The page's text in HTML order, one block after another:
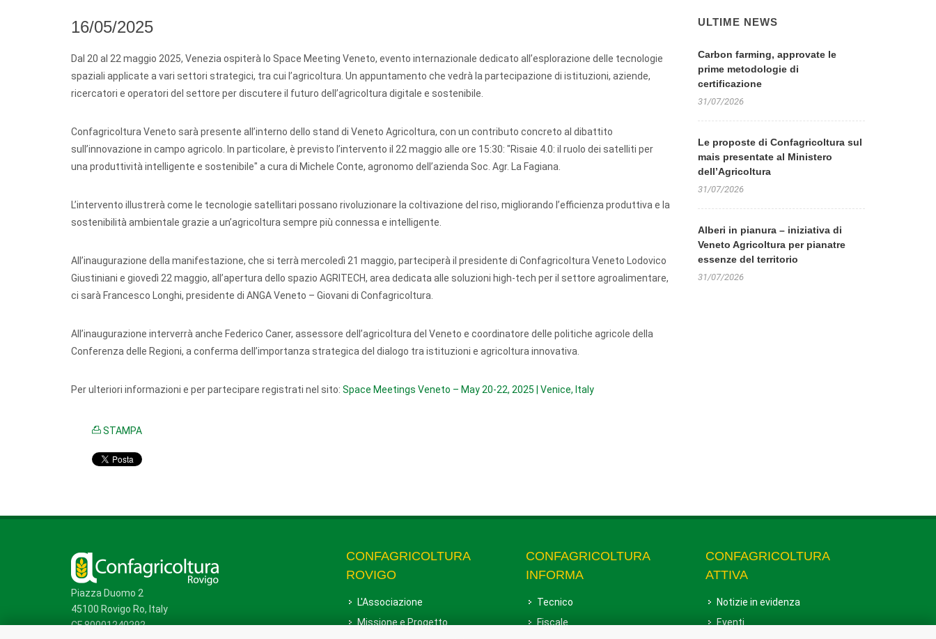
16/05/2025
Dal 20 al 22 maggio 2025, Venezia ospiterà lo Space Meeting Veneto, evento internazionale dedicato all’esplorazione delle tecnologie
spaziali applicate a vari settori strategici, tra cui l’agricoltura. Un appuntamento che vedrà la partecipazione di istituzioni, aziende,
ricercatori e operatori del settore per discutere il futuro dell’agricoltura digitale e sostenibile.
Confagricoltura Veneto sarà presente all’interno dello stand di Veneto Agricoltura, con un contributo concreto al dibattito
sull’innovazione in campo agricolo. In particolare, è previsto l’intervento il 22 maggio alle ore 15:30: "Risaie 4.0: il ruolo dei satelliti per
una produttività intelligente e sostenibile" a cura di Michele Conte, agronomo dell’azienda Soc. Agr. La Fagiana.
L’intervento illustrerà come le tecnologie satellitari possano rivoluzionare la coltivazione del riso, migliorando l’efficienza produttiva e la
sostenibilità ambientale grazie a un’agricoltura sempre più connessa e intelligente.
All’inaugurazione della manifestazione, che si terrà mercoledì 21 maggio, parteciperà il presidente di Confagricoltura Veneto Lodovico
Giustiniani e giovedì 22 maggio, all’apertura dello spazio AGRITECH, area dedicata alle soluzioni high-tech per il settore agroalimentare,
ci sarà Francesco Longhi, presidente di ANGA Veneto – Giovani di Confagricoltura.
All’inaugurazione interverrà anche Federico Caner, assessore dell’agricoltura del Veneto e coordinatore delle politiche agricole della
Conferenza delle Regioni, a conferma dell’importanza strategica del dialogo tra istituzioni e agricoltura innovativa.
Per ulteriori informazioni e per partecipare registrati nel sito: Space Meetings Veneto – May 20-22, 2025 | Venice, Italy
STAMPA
ULTIME NEWS
Carbon farming, approvate le
prime metodologie di
certificazione
31/07/2026
Le proposte di Confagricoltura sul
mais presentate al Ministero
dell’Agricoltura
31/07/2026
Alberi in pianura – iniziativa di
Veneto Agricoltura per pianatre
essenze del territorio
31/07/2026
Piazza Duomo 2
45100 Rovigo Ro, Italy
CF 80001240292
CONFAGRICOLTURA
ROVIGO
L'Associazione
Missione e Progetto
CONFAGRICOLTURA
INFORMA
Tecnico
Fiscale
CONFAGRICOLTURA
ATTIVA
Notizie in evidenza
Eventi